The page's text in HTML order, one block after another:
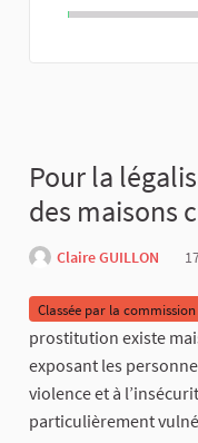
Pour la
des maisons
Claire GUILLON
Classée par la commission
prostitution existe
exposant les
violence et à
particulièrement